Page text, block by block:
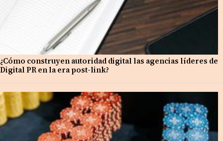
¿Cómo construyen autoridad digital las agencias líderes de
Digital PR en la era post-link?